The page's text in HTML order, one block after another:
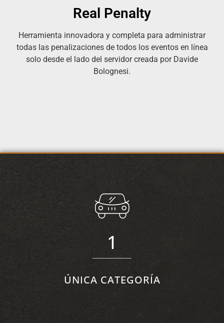
Real Penalty
Herramienta innovadora y completa para administrar
todas las penalizaciones de todos los eventos en línea
solo desde el lado del servidor creada por Davide
Bolognesi.
1
ÚNICA CATEGORÍA